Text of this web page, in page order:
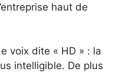
haut de
voix dite « HD » : la
intelligible. De plus